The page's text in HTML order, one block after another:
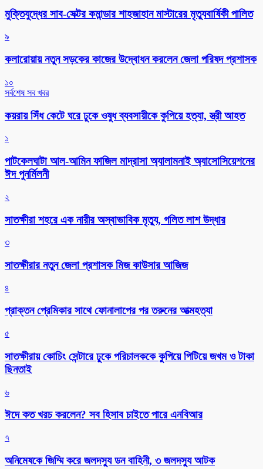
মুক্তিযুদ্ধের সাব-সেক্টর কমান্ডার শাহজাহান মাস্টারের মৃত্যুবার্ষিকী পালিত
৯
কলারোয়ায় নতুন সড়কের কাজের উদ্বোধন করলেন জেলা পরিষদ প্রশাসক
১০
সর্বশেষ সব খবর
কয়রায় সিঁধ কেটে ঘরে ঢুকে ওষুধ ব্যবসায়ীকে কুপিয়ে হত্যা, স্ত্রী আহত
১
পাটকেলঘাটা আল-আমিন ফাজিল মাদ্রাসা অ্যালামনাই অ্যাসোসিয়েশনের
ঈদ পুনর্মিলনী
২
সাতক্ষীরা শহরে এক নারীর অস্বাভাবিক মৃত্যু, গলিত লাশ উদ্ধার
৩
সাতক্ষীরার নতুন জেলা প্রশাসক মিজ কাউসার আজিজ
৪
প্রাক্তন প্রেমিকার সাথে ফোনালাপের পর তরুনের আত্মহত্যা
৫
সাতক্ষীরায় কোচিং সেন্টারে ঢুকে পরিচালককে কুপিয়ে পিটিয়ে জখম ও টাকা
ছিনতাই
৬
ঈদে কত খরচ করলেন? সব হিসাব চাইতে পারে এনবিআর
৭
অনিমেষকে জিম্মি করে জলদস্যু ডন বাহিনী, ৩ জলদস্যু আটক